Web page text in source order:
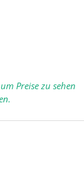
Preise zu sehen